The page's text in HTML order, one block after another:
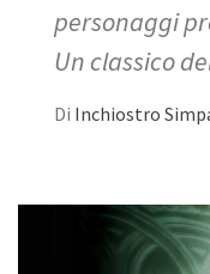
personaggi
Un classico
Di Inchiostro